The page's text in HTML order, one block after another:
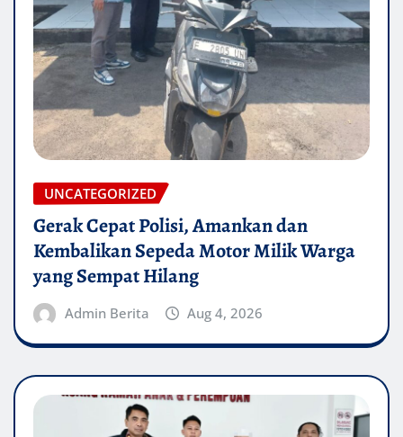
UNCATEGORIZED
Gerak Cepat Polisi, Amankan dan
Kembalikan Sepeda Motor Milik Warga
yang Sempat Hilang
Admin Berita Aug 4, 2026